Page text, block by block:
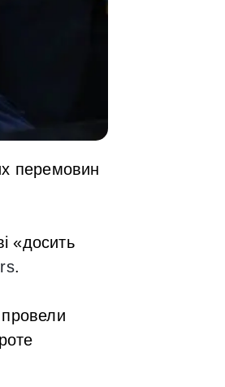
перемовин
«досить
.